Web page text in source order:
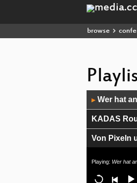
browse
Player
▶ Wer hat
KADAS
Von Pixeln
3D-
Playing: Wer hat